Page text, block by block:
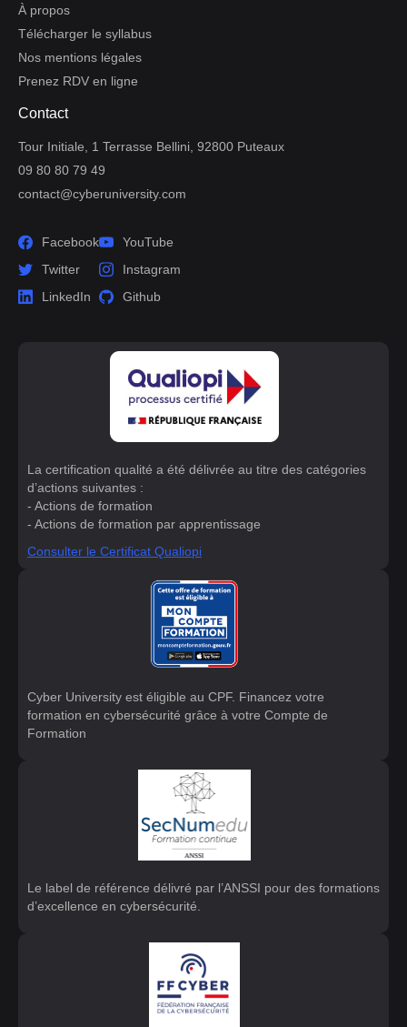
À propos
Télécharger le syllabus
Nos mentions légales
Prenez RDV en ligne
Contact
Tour Initiale, 1 Terrasse Bellini, 92800 Puteaux
09 80 80 79 49
contact@cyberuniversity.com
Facebook
Twitter
LinkedIn
YouTube
Instagram
Github
La certification qualité a été délivrée au titre des catégories
d’actions suivantes :
- Actions de formation
- Actions de formation par apprentissage
Consulter le Certificat Qualiopi
Cyber University est éligible au CPF. Financez votre
formation en cybersécurité grâce à votre Compte de
Formation
Le label de référence délivré par l’ANSSI pour des formations
d’excellence en cybersécurité.